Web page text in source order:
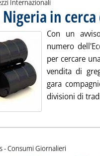
Internazionali
in
Con un
numero
per cercare
vendita di
gara
divisioni di
- Consumi Giornalieri